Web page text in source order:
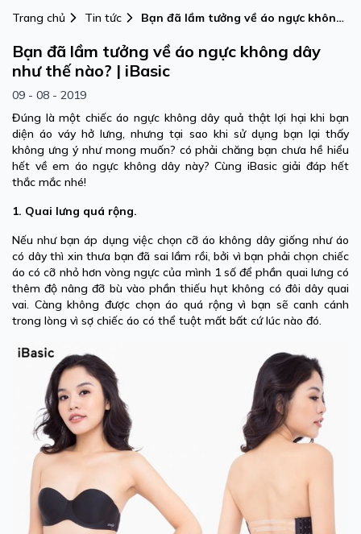
Trang chủ Tin tức
Bạn đã lầm tưởng về áo ngực không
Bạn đã lầm tưởng về áo ngực không dây
như thế nào? | iBasic
09 - 08 - 2019
Đúng là một chiếc áo ngực không dây quả thật lợi hại khi bạn
diện áo váy hở lưng, nhưng tại sao khi sử dụng bạn lại thấy
không ưng ý như mong muốn? có phải chăng bạn chưa hề hiểu
hết về em áo ngực không dây này? Cùng iBasic giải đáp hết
thắc mắc nhé!
1. Quai lưng quá rộng.
Nếu như bạn áp dụng việc chọn cỡ áo không dây giống như áo
có dây thì xin thưa bạn đã sai lầm rồi, bởi vì bạn phải chọn chiếc
áo có cỡ nhỏ hơn vòng ngực của mình 1 số để phần quai lưng có
thêm độ nâng đỡ bù vào phần thiếu hụt không có đôi dây quai
vai. Càng không được chọn áo quá rộng vì bạn sẽ canh cánh
trong lòng vì sợ chiếc áo có thể tuột mất bất cứ lúc nào đó.